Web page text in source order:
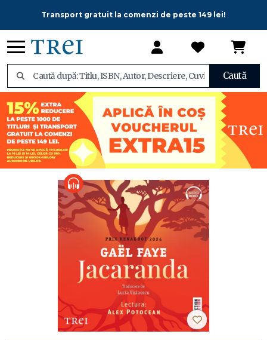
Transport gratuit la comenzi de peste 149 lei!
Caută